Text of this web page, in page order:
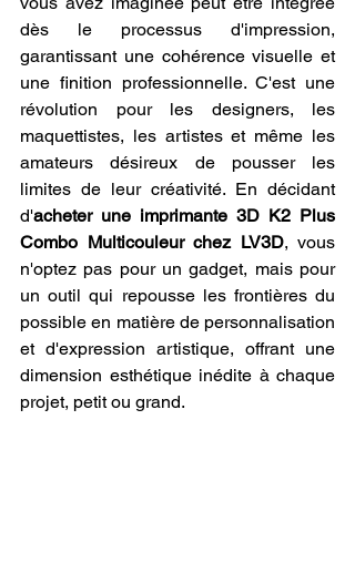
dès le processus d'impression,
garantissant une cohérence visuelle et
une finition professionnelle. C'est une
révolution pour les designers, les
maquettistes, les artistes et même les
amateurs désireux de pousser les
limites de leur créativité. En décidant
d'acheter une imprimante 3D K2 Plus
Combo Multicouleur chez LV3D, vous
n'optez pas pour un gadget, mais pour
un outil qui repousse les frontières du
possible en matière de personnalisation
et d'expression artistique, offrant une
dimension esthétique inédite à chaque
projet, petit ou grand.